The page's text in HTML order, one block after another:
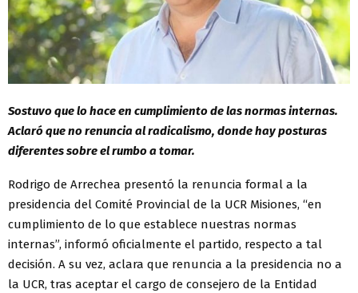
Sostuvo que lo hace en cumplimiento de las normas internas.
Aclaró que no renuncia al radicalismo, donde hay posturas
diferentes sobre el rumbo a tomar.
Rodrigo de Arrechea presentó la renuncia formal a la
presidencia del Comité Provincial de la UCR Misiones, “en
cumplimiento de lo que establece nuestras normas
internas”, informó oficialmente el partido, respecto a tal
decisión. A su vez, aclara que renuncia a la presidencia no a
la UCR, tras aceptar el cargo de consejero de la Entidad